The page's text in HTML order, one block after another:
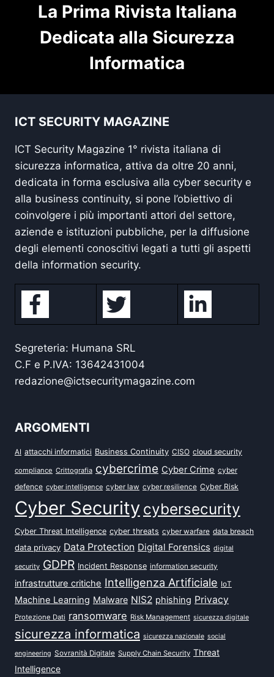
La Prima Rivista Italiana
Dedicata alla Sicurezza
Informatica
ICT SECURITY MAGAZINE
ICT Security Magazine 1° rivista italiana di
sicurezza informatica, attiva da oltre 20 anni,
dedicata in forma esclusiva alla cyber security e
alla business continuity, si pone l’obiettivo di
coinvolgere i più importanti attori del settore,
aziende e istituzioni pubbliche, per la diffusione
degli elementi conoscitivi legati a tutti gli aspetti
della information security.
Segreteria: Humana SRL
C.F e P.IVA: 13642431004
redazione@ictsecuritymagazine.com
ARGOMENTI
AI attacchi informatici Business Continuity CISO cloud security
compliance Crittografia cybercrime Cyber Crime cyber
defence cyber intelligence cyber law cyber resilience Cyber Risk
Cyber Security cybersecurity
Cyber Threat Intelligence cyber threats cyber warfare data breach
data privacy Data Protection Digital Forensics digital
security GDPR Incident Response information security
infrastrutture critiche Intelligenza Artificiale IoT
Machine Learning Malware NIS2 phishing Privacy
Protezione Dati ransomware Risk Management sicurezza digitale
sicurezza informatica sicurezza nazionale social
engineering Sovranità Digitale Supply Chain Security Threat
Intelligence